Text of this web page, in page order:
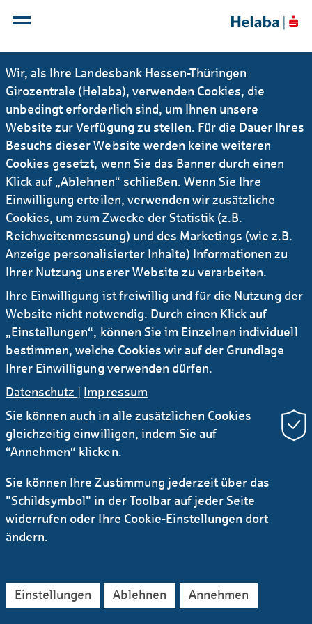
Newsletter Research
RSS
Kontakt
Service Sichere E-Mail Kommunikation
Instagram LinkedIn
YouTube
AGB
Datenschutz Impressum
Rechtliches
Barrierefreiheitserklärung
Wir, als Ihre Landesbank Hessen-Thüringen
Girozentrale (Helaba), verwenden Cookies, die
unbedingt erforderlich sind, um Ihnen unsere
Website zur Verfügung zu stellen. Für die Dauer Ihres
Besuchs dieser Website werden keine weiteren
Cookies gesetzt, wenn Sie das Banner durch einen
Klick auf „Ablehnen“ schließen. Wenn Sie Ihre
Einwilligung erteilen, verwenden wir zusätzliche
Cookies, um zum Zwecke der Statistik (z.B.
Reichweitenmessung) und des Marketings (wie z.B.
Anzeige personalisierter Inhalte) Informationen zu
Ihrer Nutzung unserer Website zu verarbeiten.
Ihre Einwilligung ist freiwillig und für die Nutzung der
Website nicht notwendig. Durch einen Klick auf
„Einstellungen“, können Sie im Einzelnen individuell
bestimmen, welche Cookies wir auf der Grundlage
Ihrer Einwilligung verwenden dürfen.
Datenschutz | Impressum
Sie können auch in alle zusätzlichen Cookies
gleichzeitig einwilligen, indem Sie auf
“Annehmen“ klicken.
Sie können Ihre Zustimmung jederzeit über das
"Schildsymbol" in der Toolbar auf jeder Seite
widerrufen oder Ihre Cookie-Einstellungen dort
ändern.
Einstellungen Ablehnen Annehmen